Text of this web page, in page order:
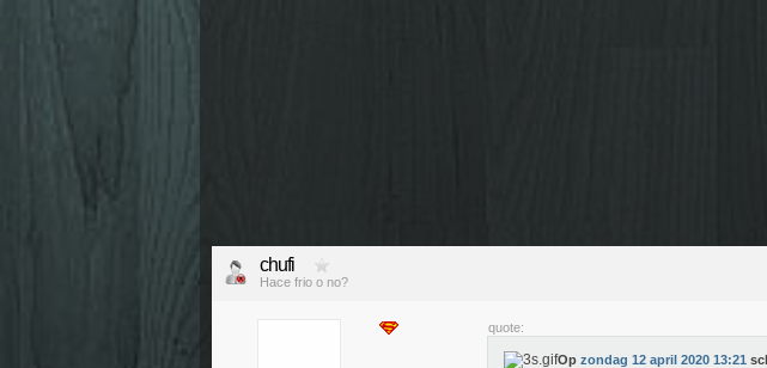
chufi
Hace frio o no?
quote:
Op zondag 12 april 2020 13:21